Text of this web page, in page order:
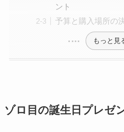
ント
予算と購入場所の
もっと見
ゾロ目の誕生日プレゼ